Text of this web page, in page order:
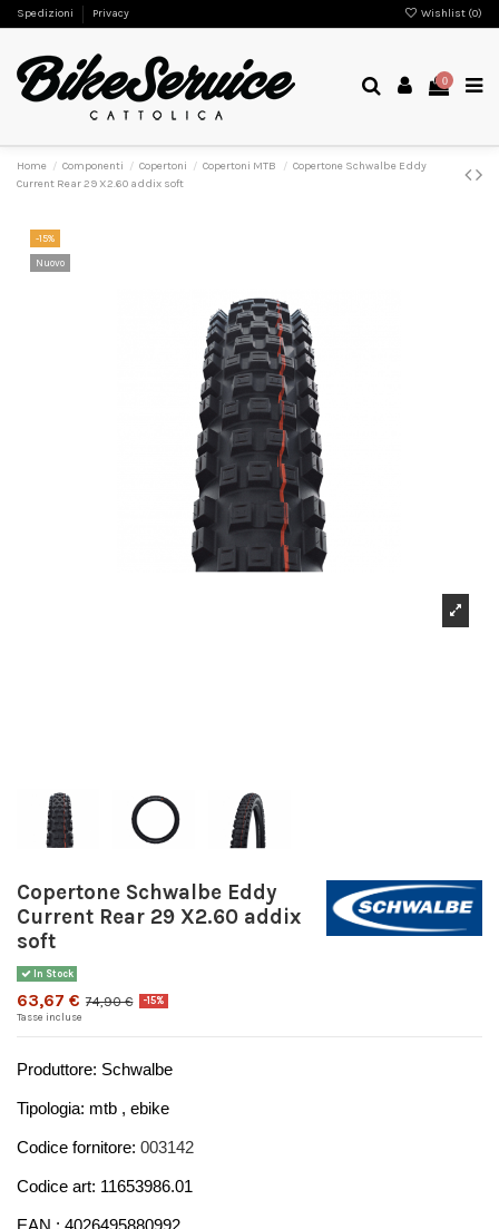
Spedizioni Privacy Wishlist (0)
0
Home Componenti Copertoni Copertoni MTB
Copertone Schwalbe Eddy
Current Rear 29 X2.60 addix soft
-15%
Nuovo
Copertone Schwalbe Eddy
Current Rear 29 X2.60 addix
soft
In Stock
63,67 € 74,90 € -15%
Tasse incluse
Produttore: Schwalbe
Tipologia: mtb , ebike
Codice fornitore: 003142
Codice art: 11653986.01
EAN : 4026495880992